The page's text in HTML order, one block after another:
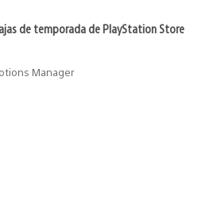
de temporada de PlayStation Store
Manager